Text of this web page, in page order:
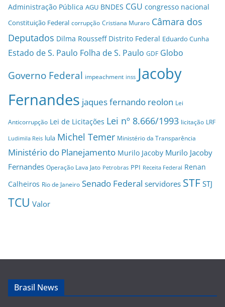
Administração Pública AGU BNDES CGU congresso nacional
Constituição Federal corrupção Cristiana Muraro Câmara dos
Deputados Dilma Rousseff Distrito Federal Eduardo Cunha
Estado de S. Paulo Folha de S. Paulo GDF Globo
Governo Federal impeachment inss Jacoby
Fernandes jaques fernando reolon Lei
Anticorrupção Lei de Licitações Lei nº 8.666/1993 licitação LRF
Ludimila Reis lula Michel Temer Ministério da Transparência
Ministério do Planejamento Murilo Jacoby Murilo Jacoby
Fernandes Operação Lava Jato Petrobras PPI Receita Federal Renan
Calheiros Rio de Janeiro Senado Federal servidores STF STJ
TCU Valor
Brasil News